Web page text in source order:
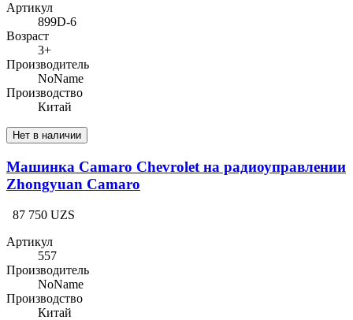
Артикул
899D-6
Возраст
3+
Производитель
NoName
Производство
Китай
Нет в наличии
Машинка Camaro Chevrolet на радиоуправлении
Zhongyuan Camaro
87 750 UZS
Артикул
557
Производитель
NoName
Производство
Китай